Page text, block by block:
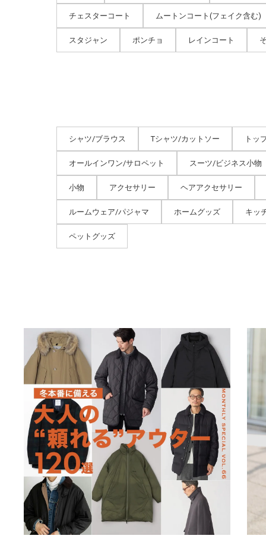
チェスターコート ムートンコート(フェイク含む)
スタジャン ポンチョ レインコート
シャツ/ブラウス Tシャツ/カットソー トッ
オールインワン/サロペット スーツ/ビジネス小物
小物 アクセサリー ヘアアクセサリー
ルームウェア/パジャマ ホームグッズ キッ
ペットグッズ